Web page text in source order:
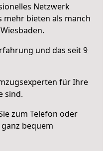
Netzwerk
bieten als manch
und das seit 9
für Ihre
sind.
zum Telefon oder
bequem